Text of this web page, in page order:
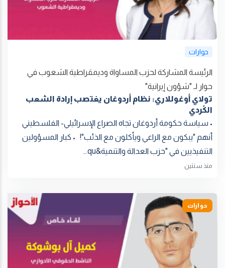
حوارات
الرئيسة المشاركة لحزب المساواة وديمقراطية الشعوب في
حوار لـ "شؤون إيرانية"
تولاي أوغوللاري: نظام أردوغان يغتصب إرادة الشعب
الكُردي
• سياسة حكومة أردوغان تجاه الصراع الإسرائيلي- الفلسطيني
أنهم "يبكون مع الراعي ويأكلون مع الذئب"! • كبار المسؤولين
التنفيذيين في "حزب العدالة والتنمية&qu...
منذ سنتين
حوارات